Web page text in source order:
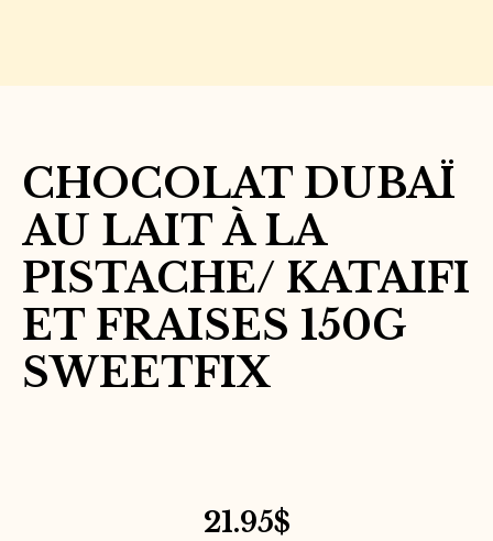
CHOCOLAT DUBAÏ
AU LAIT À LA
PISTACHE/ KATAIFI
ET FRAISES 150G
SWEETFIX
21.95$